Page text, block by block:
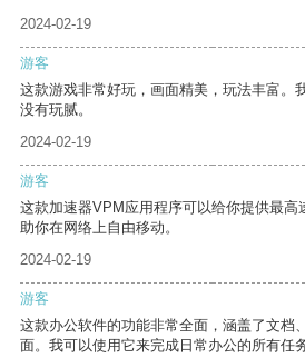
2024-02-19
游客
这款游戏非常好玩，画面精美，玩法丰富。
没有玩腻。
2024-02-19
游客
这款加速器VPM应用程序可以给你提供最高
助你在网络上自由移动。
2024-02-19
游客
这款办公软件的功能非常全面，涵盖了文档
面。我可以使用它来完成日常办公的所有任